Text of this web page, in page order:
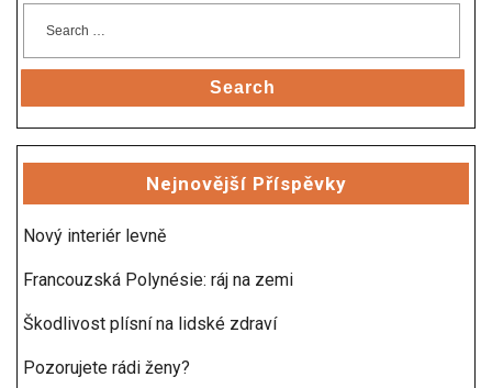
Search
Nejnovější Příspěvky
Nový interiér levně
Francouzská Polynésie: ráj na zemi
Škodlivost plísní na lidské zdraví
Pozorujete rádi ženy?